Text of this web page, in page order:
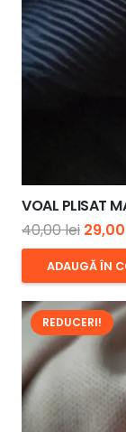
VOAL PLISAT
40,00lei Prețul
inițial
a
fost:
29,00
ADAUGĂ ÎN
REDUCERI!